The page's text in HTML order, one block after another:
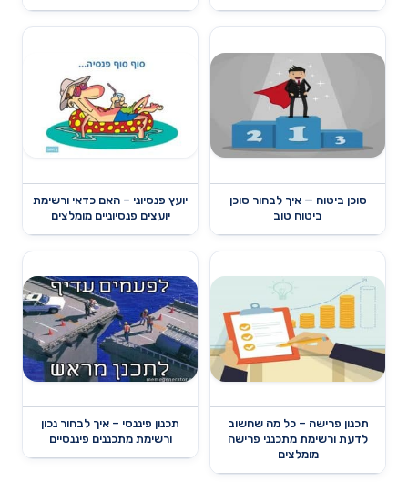
סוכן ביטוח — איך לבחור סוכן
ביטוח טוב
יועץ פנסיוני – האם כדאי ורשימת
יועצים פנסיוניים מומלצים
תכנון פרישה – כל מה שחשוב
לדעת ורשימת מתכנני פרישה
מומלצים
תכנון פיננסי – איך לבחור נכון
ורשימת מתכננים פיננסיים